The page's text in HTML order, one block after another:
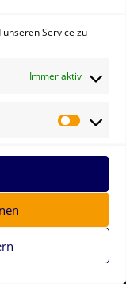
Service zu
Immer aktiv